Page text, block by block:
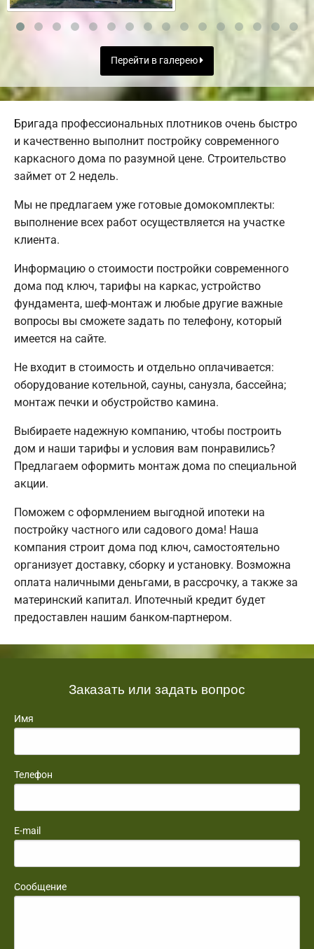
Перейти в галерею
Бригада профессиональных плотников очень быстро
и качественно выполнит постройку современного
каркасного дома по разумной цене. Строительство
займет от 2 недель.
Мы не предлагаем уже готовые домокомплекты:
выполнение всех работ осуществляется на участке
клиента.
Информацию о стоимости постройки современного
дома под ключ, тарифы на каркас, устройство
фундамента, шеф-монтаж и любые другие важные
вопросы вы сможете задать по телефону, который
имеется на сайте.
Не входит в стоимость и отдельно оплачивается:
оборудование котельной, сауны, санузла, бассейна;
монтаж печки и обустройство камина.
Выбираете надежную компанию, чтобы построить
дом и наши тарифы и условия вам понравились?
Предлагаем оформить монтаж дома по специальной
акции.
Поможем с оформлением выгодной ипотеки на
постройку частного или садового дома! Наша
компания строит дома под ключ, самостоятельно
организует доставку, сборку и установку. Возможна
оплата наличными деньгами, в рассрочку, а также за
материнский капитал. Ипотечный кредит будет
предоставлен нашим банком-партнером.
Заказать или задать вопрос
Имя
Телефон
E-mail
Сообщение